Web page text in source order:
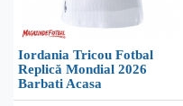
Iordania Tricou Fotbal
Replică Mondial 2026
Barbati Acasa